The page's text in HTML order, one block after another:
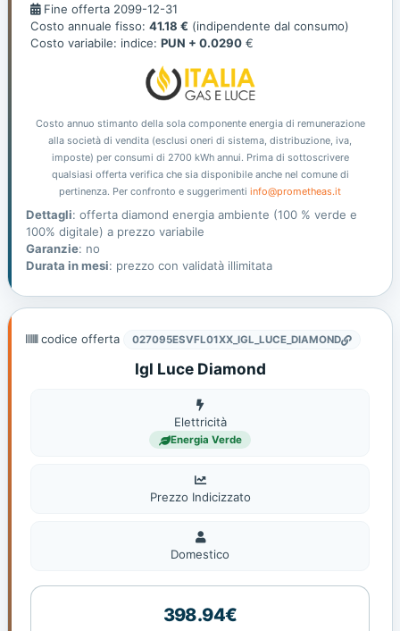
Fine
offerta
Fine offerta 2099-12-31
Costo annuale fisso: 41.18 € (indipendente dal consumo)
Costo variabile: indice: PUN + 0.0290 €
Costo annuo stimanto della sola componente energia di remunerazione
alla società di vendita (esclusi oneri di sistema, distribuzione, iva,
imposte) per consumi di 2700 kWh annui. Prima di sottoscrivere
qualsiasi offerta verifica che sia disponibile anche nel comune di
pertinenza. Per confronto e suggerimenti info@prometheas.it
Dettagli: offerta diamond energia ambiente (100 % verde e
100% digitale) a prezzo variabile
Garanzie: no
Durata in mesi: prezzo con validatà illimitata
codice offerta 027095ESVFL01XX_IGL_LUCE_DIAMOND
Igl Luce Diamond
Elettricità
Elettricità
Energia Verde
Prezzo Indicizzato
Domestico
Domestico
398.94€